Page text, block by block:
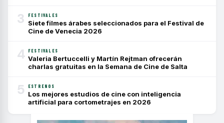
3 FESTIVALES
Siete filmes árabes seleccionados para el Festival de
Cine de Venecia 2026
4 FESTIVALES
Valeria Bertuccelli y Martín Rejtman ofrecerán
charlas gratuitas en la Semana de Cine de Salta
5 ESTRENOS
Los mejores estudios de cine con inteligencia
artificial para cortometrajes en 2026